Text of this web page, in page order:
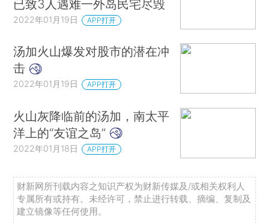
已致3人遇难一外岛民宅尽毁
2022年01月19日 APP打开
汤加火山爆发对股市的潜在冲
击
2022年01月19日 APP打开
火山灰降临前的汤加，南太平
洋上的“友谊之岛”
2022年01月18日 APP打开
财新网所刊载内容之知识产权为财新传媒及/或相关权利人
专属所有或持有。未经许可，禁止进行转载、摘编、复制及
建立镜像等任何使用。